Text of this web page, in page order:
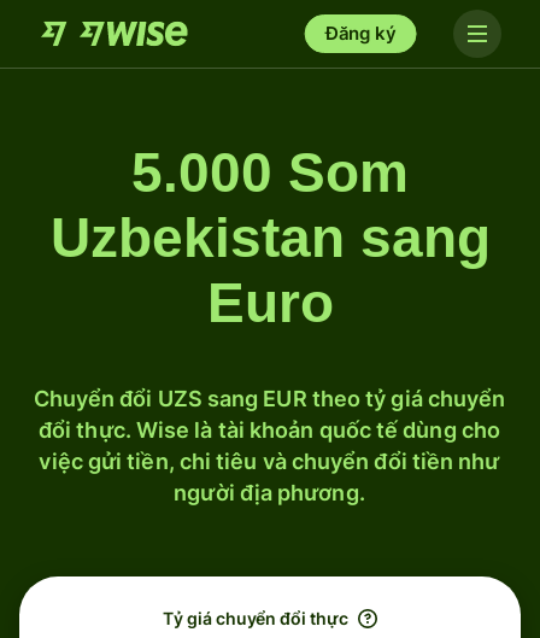
Đăng ký
5.000 Som
Uzbekistan sang
Euro
Chuyển đổi UZS sang EUR theo tỷ giá chuyển
đổi thực. Wise là tài khoản quốc tế dùng cho
việc gửi tiền, chi tiêu và chuyển đổi tiền như
người địa phương.
Tỷ giá chuyển đổi thực